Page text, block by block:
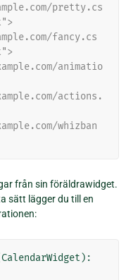
pretty.cs
fancy.cs
animatio
actions.
whizban
från sin föräldrawidget.
sätt lägger du till en
CalendarWidget ):